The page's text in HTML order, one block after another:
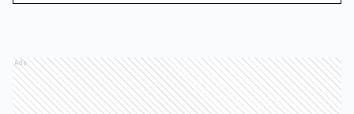
Ads